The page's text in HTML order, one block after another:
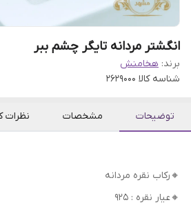
انگشتر مردانه تایگر چشم ببر
برند: هخامنش
شناسه کالا 2629000
توضیحات مشخصات نظرات
🔸رکاب نقره مردانه
🔸عیار نقره : 925